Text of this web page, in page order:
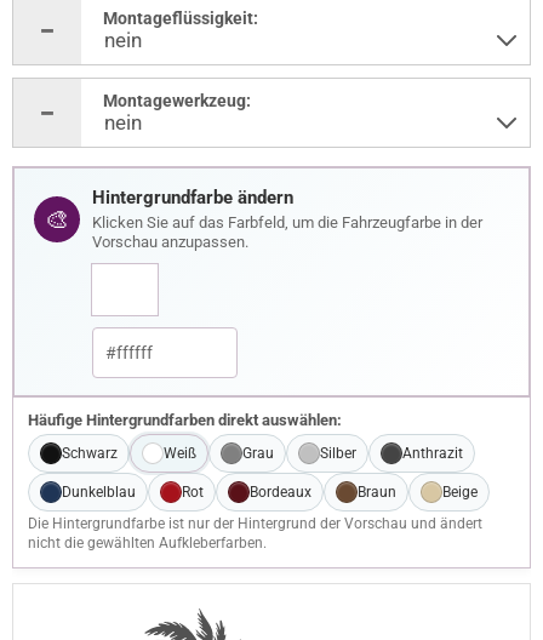
Montageflüssigkeit:
Montagewerkzeug:
🎨
Hintergrundfarbe ändern
Klicken Sie auf das Farbfeld, um die Fahrzeugfarbe in der
Vorschau anzupassen.
Häufige Hintergrundfarben direkt auswählen:
Schwarz Weiß Grau Silber Anthrazit
Dunkelblau Rot Bordeaux Braun
Beige
Die Hintergrundfarbe ist nur der Hintergrund der Vorschau und ändert
nicht die gewählten Aufkleberfarben.